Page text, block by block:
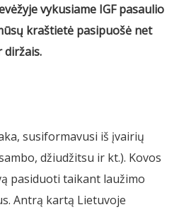
vykusiame IGF pasaulio
kraštietė pasipuošė net
diržais.
susiformavusi iš įvairių
džiudžitsu ir kt.). Kovos
pasiduoti taikant laužimo
Antrą kartą Lietuvoje